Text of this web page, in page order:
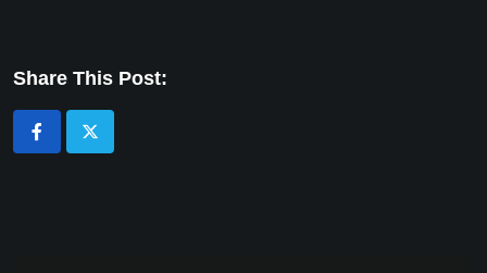
Share This Post: